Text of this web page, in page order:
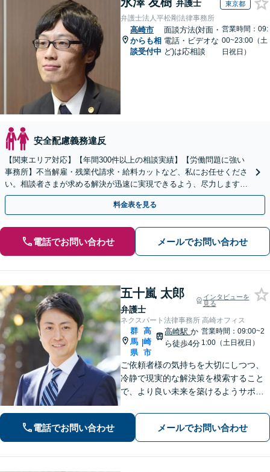
弁護士 東京都
弁護士法人平松剛法律事務所
高崎市
からも相
談受付中
面談方法(対面・
電話・ビデオな
ど)は応相談
営業時間：09:
00~23:00（土
日祝日）
安全配慮義務違反
【関東エリア対応】【年間300件以上の相談実績】【労働問題に強い
事務所】不当解雇・残業代請求・給料カットなど、私にお任せくださ
い。相談者さまが求める解決が迅速に実現できるよう、尽力します
【初回相談無料】【着手金無料あり】【労使ともに対応】
料金表を見る
電話でお問い合わせ メールでお問い合わせ
五十嵐 太郎
弁護士
インタビューを
見る
ネクスパート法律事務所 高崎オフィス
群
馬
県
|
高
崎
市
高崎駅か
ら徒歩4分
営業時間：09:00~2
1:00（土日祝日）
ご依頼者様の気持ちを大切にしつつ、
冷静で現実的な解決策を模索すること
で、より良い未来を築けるようサポー
女問題や債務整理、交通事故など、ど
のようなトラブルでも安心してご相談
ください。【夜間休日対応可】
電話でお問い合わせ メールでお問い合わせ